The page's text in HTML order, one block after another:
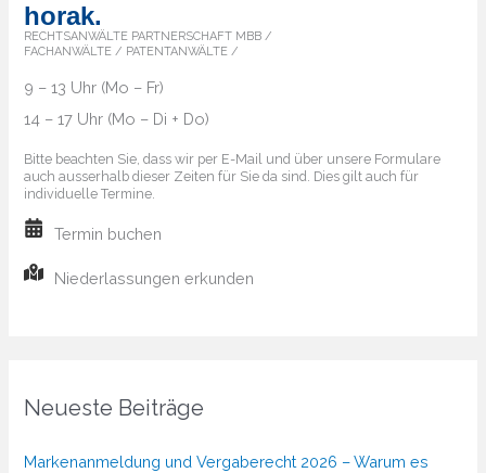
horak.
RECHTSANWÄLTE PARTNERSCHAFT MBB /
FACHANWÄLTE / PATENTANWÄLTE /
9 – 13 Uhr (Mo – Fr)
14 – 17 Uhr (Mo – Di + Do)
Bitte beachten Sie, dass wir per E-Mail und über unsere Formulare
auch ausserhalb dieser Zeiten für Sie da sind. Dies gilt auch für
individuelle Termine.
Termin buchen
Niederlassungen erkunden
Neueste Beiträge
Markenanmeldung und Vergaberecht 2026 – Warum es